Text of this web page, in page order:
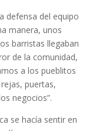
defensa del equipo
manera, unos
barristas llegaban
de la comunidad,
a los pueblitos
puertas,
negocios”.
se hacía sentir en